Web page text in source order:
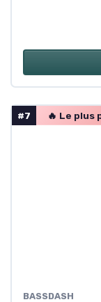
#7 🔥 Le plus
BASSDASH